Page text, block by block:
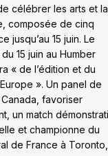
célébrer les arts et la
composée de cinq
jusqu’au 15 juin. Le
15 juin au Humber
« de l’édition et du
». Un panel de
favoriser
un match
et championne du
de France à Toronto,